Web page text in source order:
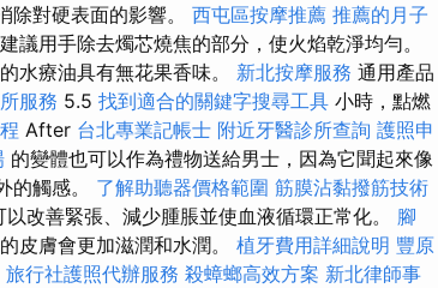
除對硬表面的影響。 西屯區按摩推薦 推薦的月子
議用手除去燭芯燒焦的部分，使火焰乾淨均勻。
水療油具有無花果香味。 新北按摩服務 通用產品
服務 5.5 找到適合的關鍵字搜尋工具 小時，點燃
After 台北專業記帳士 附近牙醫診所查詢 護照申
的變體也可以作為禮物送給男士，因為它聞起來像
的觸感。 了解助聽器價格範圍 筋膜沾黏撥筋技術
改善緊張、減少腫脹並使血液循環正常化。 腳
皮膚會更加滋潤和水潤。 植牙費用詳細說明 豐原
旅行社護照代辦服務 殺蟑螂高效方案 新北律師事